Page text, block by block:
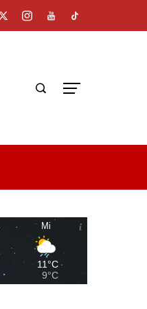
Mi
11°C
9°C